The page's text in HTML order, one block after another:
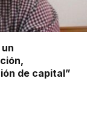
de capital”